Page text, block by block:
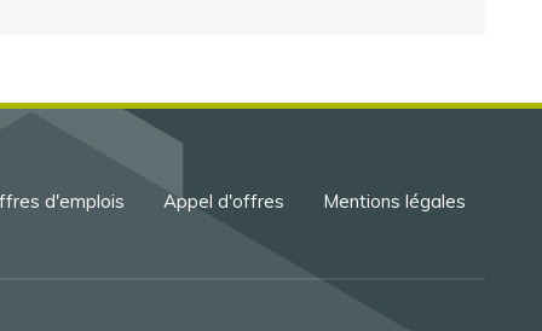
d'emplois Appel d'offres Mentions légales